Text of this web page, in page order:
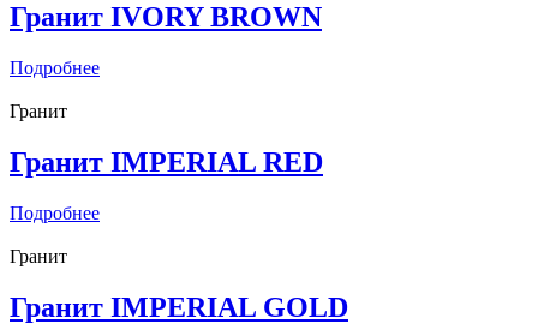
Гранит IVORY BROWN
Подробнее
Гранит
Гранит IMPERIAL RED
Подробнее
Гранит
Гранит IMPERIAL GOLD